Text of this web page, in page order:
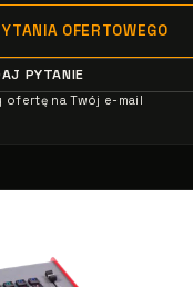
OFERTOWEGO
PYTANIE
ofertę na Twój e-mail